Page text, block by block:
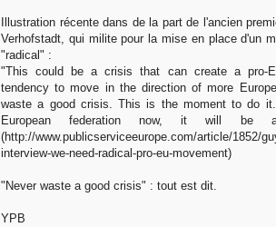
Illustration récente dans de la part de l'ancien
Verhofstadt, qui milite pour la mise en place d'un
"radical" :
"This could be a crisis that can create a pro-
tendency to move in the direction of more
waste a good crisis. This is the moment to do
European federation now, it will be
(http://www.publicserviceeurope.com/article/1852/
interview-we-need-radical-pro-eu-movement)
"Never waste a good crisis" : tout est dit.
YPB